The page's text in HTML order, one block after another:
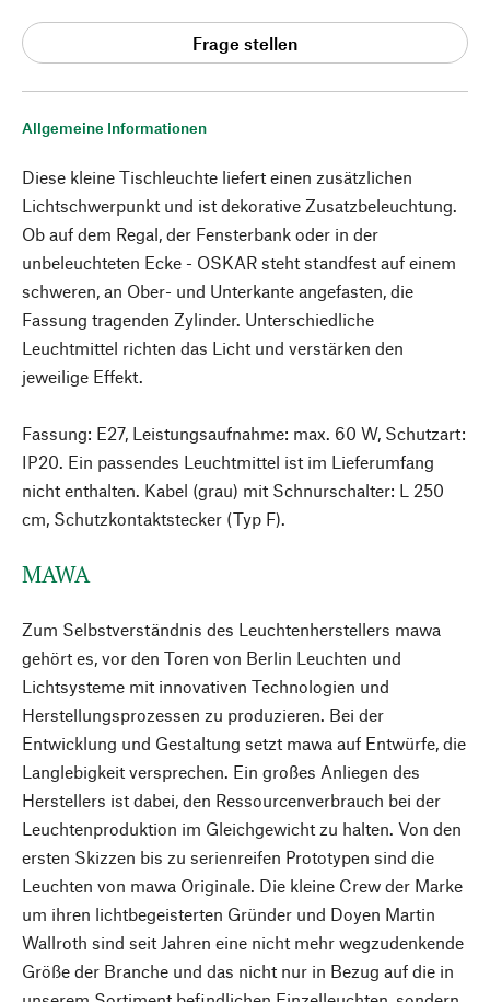
Allgemeine Informationen
Diese kleine Tischleuchte liefert einen zusätzlichen
Lichtschwerpunkt und ist dekorative Zusatzbeleuchtung.
Ob auf dem Regal, der Fensterbank oder in der
unbeleuchteten Ecke - OSKAR steht standfest auf einem
schweren, an Ober- und Unterkante angefasten, die
Fassung tragenden Zylinder. Unterschiedliche
Leuchtmittel richten das Licht und verstärken den
jeweilige Effekt.
Fassung: E27, Leistungsaufnahme: max. 60 W, Schutzart:
IP20. Ein passendes Leuchtmittel ist im Lieferumfang
nicht enthalten. Kabel (grau) mit Schnurschalter: L 250
cm, Schutzkontaktstecker (Typ F).
MAWA
Zum Selbstverständnis des Leuchtenherstellers mawa
gehört es, vor den Toren von Berlin Leuchten und
Lichtsysteme mit innovativen Technologien und
Herstellungsprozessen zu produzieren. Bei der
Entwicklung und Gestaltung setzt mawa auf Entwürfe, die
Langlebigkeit versprechen. Ein großes Anliegen des
Herstellers ist dabei, den Ressourcenverbrauch bei der
Leuchtenproduktion im Gleichgewicht zu halten. Von den
ersten Skizzen bis zu serienreifen Prototypen sind die
Leuchten von mawa Originale. Die kleine Crew der Marke
um ihren lichtbegeisterten Gründer und Doyen Martin
Wallroth sind seit Jahren eine nicht mehr wegzudenkende
Größe der Branche und das nicht nur in Bezug auf die in
Frage stellen